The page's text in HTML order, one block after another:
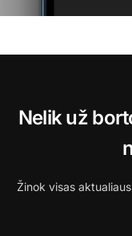
Nelik už
Žinok visas